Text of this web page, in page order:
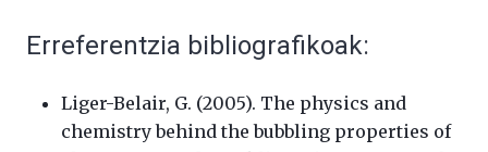
Erreferentzia bibliografikoak:
Liger-Belair, G. (2005). The physics and
chemistry behind the bubbling properties of